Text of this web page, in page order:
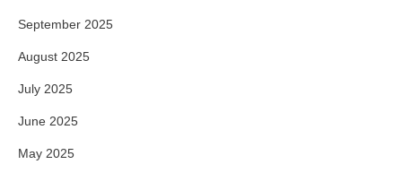
September 2025
August 2025
July 2025
June 2025
May 2025